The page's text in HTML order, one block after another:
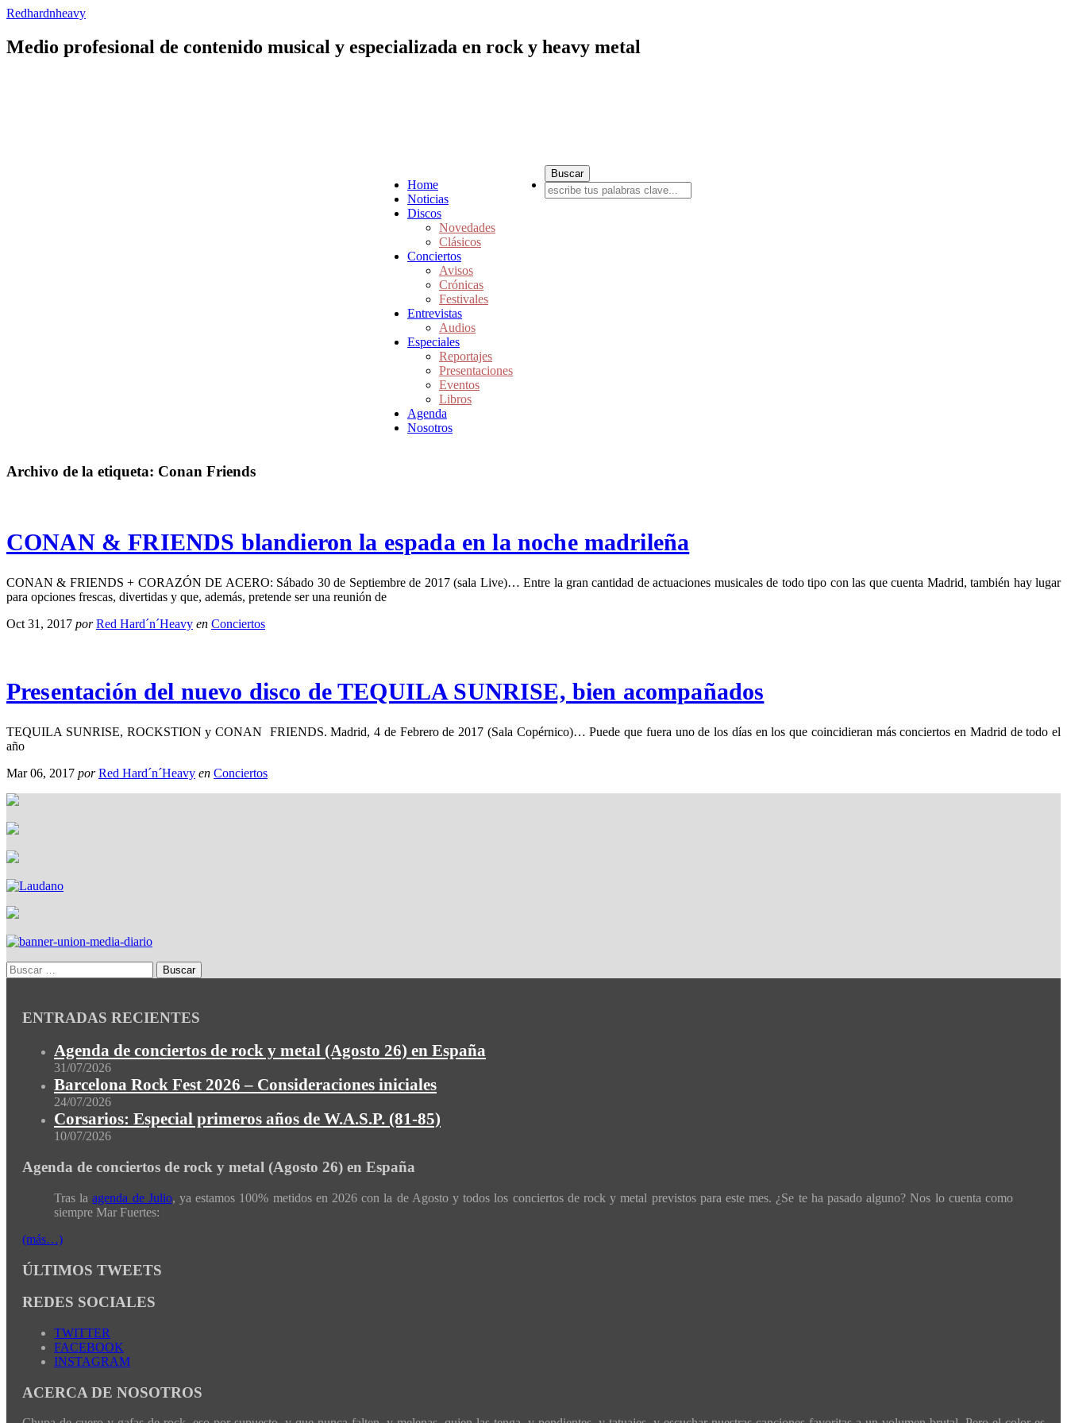
Redhardnheavy
Medio profesional de contenido musical y especializada en rock y heavy metal
Home
Noticias
Discos
Novedades
Clásicos
Conciertos
Avisos
Crónicas
Festivales
Entrevistas
Audios
Especiales
Reportajes
Presentaciones
Eventos
Libros
Agenda
Nosotros
Archivo de la etiqueta: Conan Friends
CONAN & FRIENDS blandieron la espada en la noche madrileña
CONAN & FRIENDS + CORAZÓN DE ACERO: Sábado 30 de Septiembre de 2017 (sala Live)… Entre la gran cantidad de actuaciones musicales de todo tipo con las que cuenta Madrid, también hay lugar
para opciones frescas, divertidas y que, además, pretende ser una reunión de
Oct 31, 2017 por Red Hard´n´Heavy en Conciertos
Presentación del nuevo disco de TEQUILA SUNRISE, bien acompañados
TEQUILA SUNRISE, ROCKSTION y CONAN FRIENDS. Madrid, 4 de Febrero de 2017 (Sala Copérnico)… Puede que fuera uno de los días en los que coincidieran más conciertos en Madrid de todo el
año
Mar 06, 2017 por Red Hard´n´Heavy en Conciertos
ENTRADAS RECIENTES
Agenda de conciertos de rock y metal (Agosto 26) en España
31/07/2026
Barcelona Rock Fest 2026 – Consideraciones iniciales
24/07/2026
Corsarios: Especial primeros años de W.A.S.P. (81-85)
10/07/2026
Agenda de conciertos de rock y metal (Agosto 26) en España
Tras laagenda de Julio, ya estamos 100% metidos en 2026 con la de Agosto y todos los conciertos de rock y metal previstos para este mes. ¿Se te ha pasado alguno? Nos lo cuenta como
siempre Mar Fuertes:
(más…)
ÚLTIMOS TWEETS
REDES SOCIALES
TWITTER
FACEBOOK
INSTAGRAM
ACERCA DE NOSOTROS